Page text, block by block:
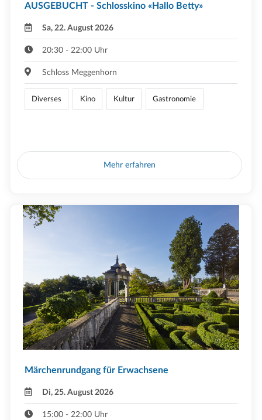
AUSGEBUCHT - Schlosskino «Hallo Betty»
Sa, 22. August 2026
20:30 - 22:00 Uhr
Schloss Meggenhorn
Diverses Kino Kultur Gastronomie
Mehr erfahren
Märchenrundgang für Erwachsene
Di, 25. August 2026
15:00 - 22:00 Uhr